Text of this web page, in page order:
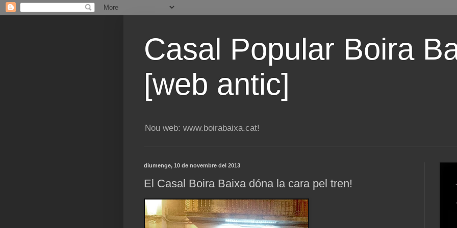
Casal Popular Boira
[web antic]
Nou web: www.boirabaixa.cat!
diumenge, 10 de novembre del 2013
El Casal Boira Baixa dóna la cara pel tren!